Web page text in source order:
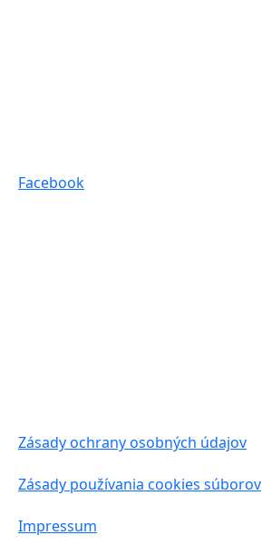
Facebook
Zásady ochrany osobných údajov
Zásady používania cookies súborov
Impressum